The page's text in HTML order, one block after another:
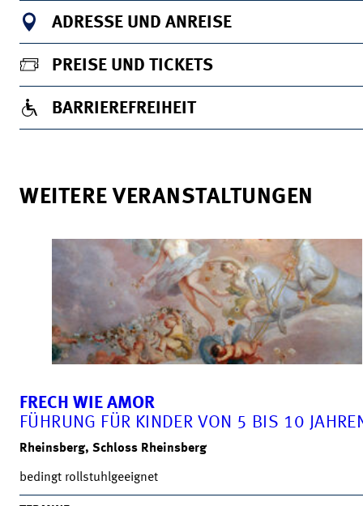
ADRESSE UND ANREISE
PREISE UND TICKETS
BARRIEREFREIHEIT
WEITERE VERANSTALTUNGEN
FRECH WIE AMOR
FÜHRUNG FÜR KINDER VON 5 BIS 10
Rheinsberg, Schloss Rheinsberg
bedingt rollstuhlgeeignet